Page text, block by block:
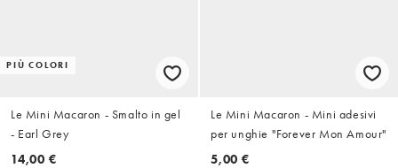
PIÙ COLORI
Le Mini Macaron - Smalto in gel
- Earl Grey
14,00 €
Le Mini Macaron - Mini adesivi
per unghie "Forever Mon Amour"
5,00 €